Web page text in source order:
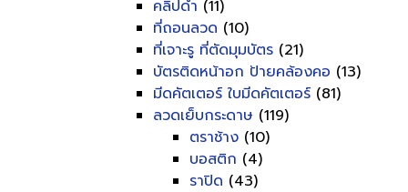
คลิ๊ปดำ (11)
ที่ถอนลวด (10)
ที่เจาะรู ที่ตัดมุมบัตร (21)
บัตรติดหน้าอก ป้ายคล้องคอ (13)
มีดคัตเตอร์ ใบมีดคัตเตอร์ (81)
ลวดเย็บกระดาษ (119)
ตราช้าง (10)
บอสติก (4)
ราปิด (43)